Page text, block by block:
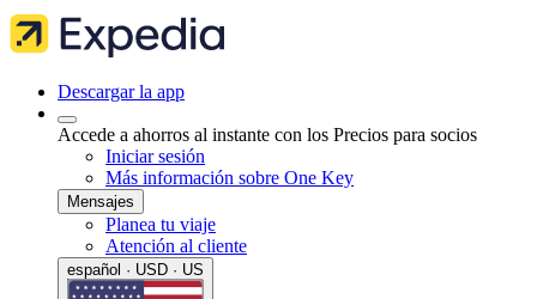
Descargar la app
Accede a ahorros al instante con los Precios para socios
Iniciar sesión
Más información sobre One Key
Mensajes
Planea tu viaje
Atención al cliente
español · USD · US